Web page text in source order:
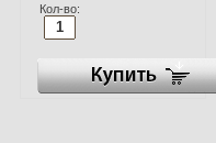
Кол-во: